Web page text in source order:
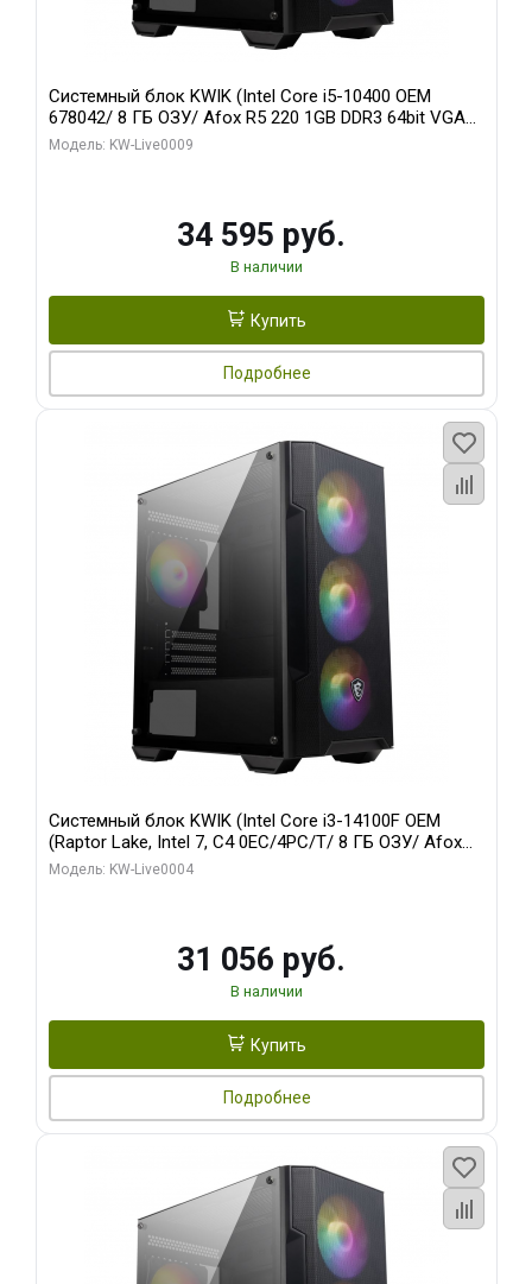
Системный блок KWIK (Intel Core i5-10400 OEM
678042/ 8 ГБ ОЗУ/ Afox R5 220 1GB DDR3 64bit VGA
DVI HDMI 1FAN LP RTL / 128 ГБ SSD)
Модель: KW-Live0009
34 595 руб.
В наличии
Купить
Подробнее
Системный блок KWIK (Intel Core i3-14100F OEM
(Raptor Lake, Intel 7, C4 0EC/4PC/T/ 8 ГБ ОЗУ/ Afox
R5 220 1GB DDR3 64bit VGA DVI HDMI 1FAN LP RTL /
Модель: KW-Live0004
31 056 руб.
В наличии
Купить
Подробнее